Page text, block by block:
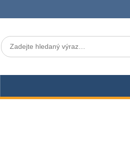
Search
for: